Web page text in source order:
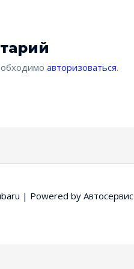
авторизоваться.
| Powered by Автосервис